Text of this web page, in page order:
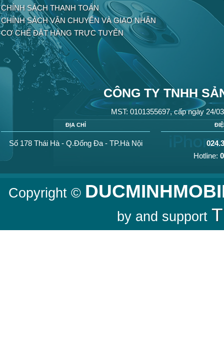
CHÍNH SÁCH THANH TOÁN
CHÍNH SÁCH VẬN CHUYỂN VÀ GIAO NHẬN
CƠ CHẾ ĐẶT HÀNG TRỰC TUYẾN
CÔNG TY TNHH
MST: 0101355697, cấp ngày 24/
ĐỊA CHỈ
Số 178 Thái Hà - Q.Đống Đa - TP.Hà Nội
Hotline:
Copyright ©
by and support